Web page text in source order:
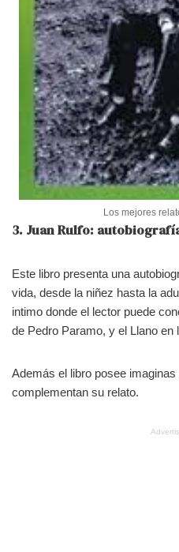
Los mejores
3. Juan Rulfo:
Este libro presenta una
vida, desde la niñez hasta la
intimo donde el lector puede
de Pedro Paramo, y el Llano en
Además el libro posee
complementan su relato.